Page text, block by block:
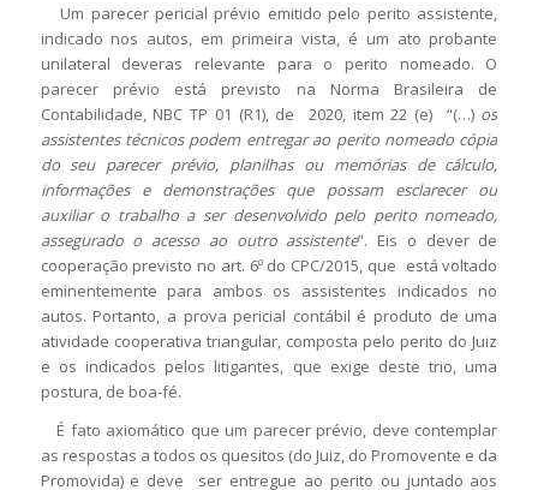
Um parecer pericial prévio emitido pelo perito assistente,
indicado nos autos, em primeira vista, é um ato probante
unilateral deveras relevante para o perito nomeado. O
parecer prévio está previsto na Norma Brasileira de
Contabilidade, NBC TP 01 (R1), de 2020, item 22 (e) “(…) os
assistentes técnicos podem entregar ao perito nomeado cópia
do seu parecer prévio, planilhas ou memórias de cálculo,
informações e demonstrações que possam esclarecer ou
auxiliar o trabalho a ser desenvolvido pelo perito nomeado,
assegurado o acesso ao outro assistente”. Eis o dever de
cooperação previsto no art. 6º do CPC/2015, que está voltado
eminentemente para ambos os assistentes indicados no
autos. Portanto, a prova pericial contábil é produto de uma
atividade cooperativa triangular, composta pelo perito do Juiz
e os indicados pelos litigantes, que exige deste trio, uma
postura, de boa-fé.
É fato axiomático que um parecer prévio, deve contemplar
as respostas a todos os quesitos (do Juiz, do Promovente e da
Promovida) e deve ser entregue ao perito ou juntado aos